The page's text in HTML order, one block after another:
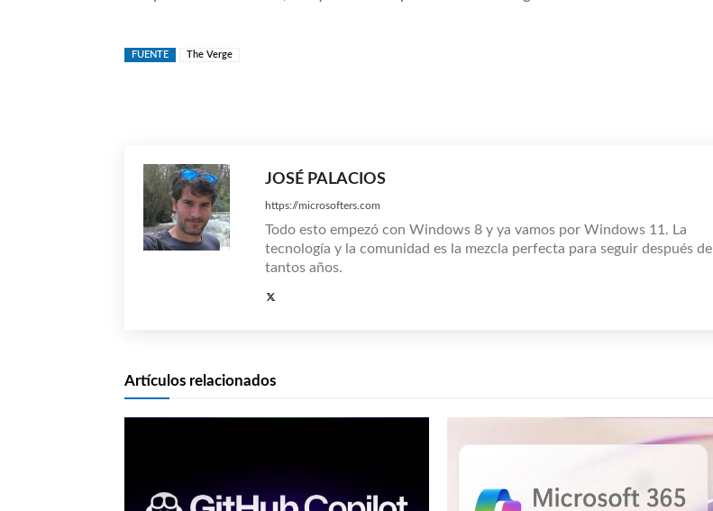
FUENTE The Verge
JOSÉ PALACIOS
https://microsofters.com
Todo esto empezó con Windows 8 y ya vamos por Windows 11. La
tecnología y la comunidad es la mezcla perfecta para seguir después de
tantos años.
Artículos relacionados